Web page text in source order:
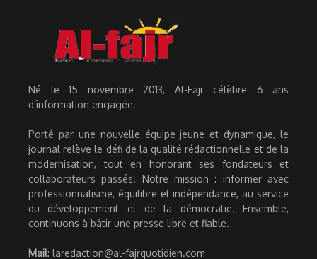
Né le 15 novembre 2013, Al-Fajr célèbre 6 ans
d’information engagée.
Porté par une nouvelle équipe jeune et dynamique, le
journal relève le défi de la qualité rédactionnelle et de la
modernisation, tout en honorant ses fondateurs et
collaborateurs passés. Notre mission : informer avec
professionnalisme, équilibre et indépendance, au service
du développement et de la démocratie. Ensemble,
continuons à bâtir une presse libre et fiable.
Mail: laredaction@al-fajrquotidien.com